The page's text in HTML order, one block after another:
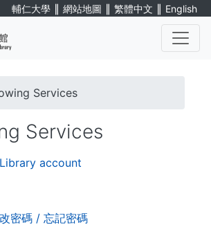
輔仁大學 ∥ 網站地圖 ∥ 繁體中文 ∥ English
Services
Services
account
密碼 / 忘記密碼